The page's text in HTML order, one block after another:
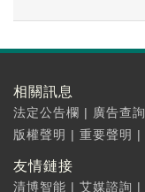
相關訊息
法定公告欄 | 廣告查詢
版權聲明 | 重要聲明 |
友情鏈接
清博智能 | 艾媒諮詢 |